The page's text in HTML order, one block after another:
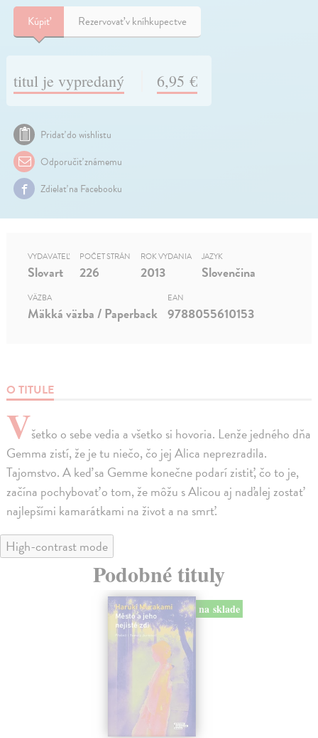
Kúpiť Rezervovať v kníhkupectve
titul je vypredaný 6,95 €
Pridať do wishlistu
Odporučiť známemu
Zdielať na Facebooku
O TITULE
Všetko o sebe vedia a všetko si hovoria. Lenže jedného dňa
Gemma zistí, že je tu niečo, čo jej Alica neprezradila.
Tajomstvo. A keď sa Gemme konečne podarí zistiť, čo to je,
začína pochybovať o tom, že môžu s Alicou aj naďalej zostať
najlepšími kamarátkami na život a na smrť.
VYDAVATEĽ
Slovart
POČET STRÁN
226
ROK VYDANIA
2013
JAZYK
Slovenčina
VÄZBA
Mäkká väzba / Paperback
EAN
9788055610153
High-contrast mode
Podobné tituly
na sklade